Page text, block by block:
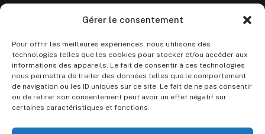
Gérer le consentement
Pour offrir les meilleures expériences, nous utilisons des
technologies telles que les cookies pour stocker et/ou accéder aux
informations des appareils. Le fait de consentir à ces technologies
nous permettra de traiter des données telles que le comportement
de navigation ou les ID uniques sur ce site. Le fait de ne pas consentir
ou de retirer son consentement peut avoir un effet négatif sur
certaines caractéristiques et fonctions.
Nous contacter
Charte RSE
Mentions légales